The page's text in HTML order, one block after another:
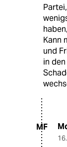
Kann
und
in
MF